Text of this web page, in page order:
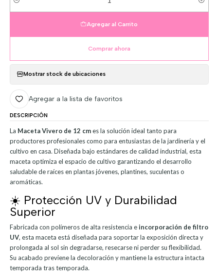
Cantidad
Agregar al Carrito
Comprar ahora
Mostrar stock de ubicaciones
Agregar a la lista de favoritos
DESCRIPCIÓN
La Maceta Vivero de 12 cmes la solución ideal tanto para
productores profesionales como para entusiastas de la jardinería y el
cultivo en casa. Diseñada bajo estándares de calidad industrial, esta
maceta optimiza el espacio de cultivo garantizando el desarrollo
saludable de raíces en plantas jóvenes, plantines, suculentas o
aromáticas.
☀️ Protección UV y Durabilidad
Superior
Fabricada con polímeros de alta resistencia eincorporación de filtro
UV, esta maceta está diseñada para soportar la exposición directa y
prolongada al sol sin degradarse, resecarse ni perder su flexibilidad.
Su acabado previene la decoloración y mantiene la estructura intacta
temporada tras temporada.